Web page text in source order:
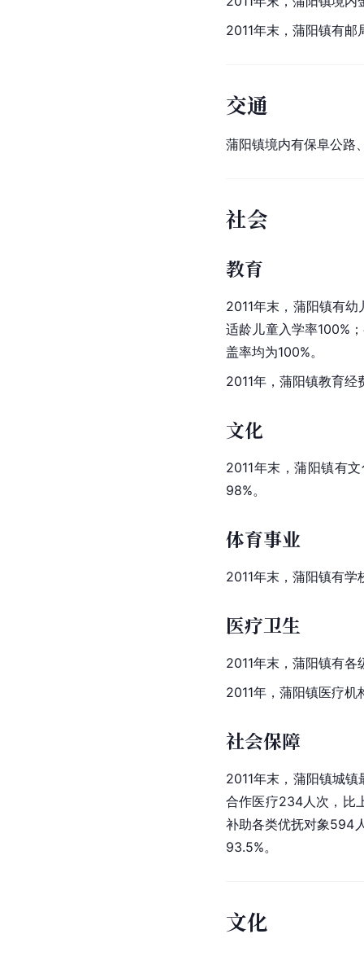
2011年末，蒲阳镇有
交通
蒲阳镇境内有保阜公路
社会
教育
2011年末，蒲阳镇有
适龄儿童入学率100%
盖率均为100%。
2011年，蒲阳镇教育
文化
2011年末，蒲阳镇有
98%。
体育事业
2011年末，蒲阳镇有
医疗卫生
2011年末，蒲阳镇有
2011年，蒲阳镇医疗
社会保障
2011年末， 蒲阳镇城镇
合作医疗234人次，比
补助各类优抚对象594
93.5%。
文化